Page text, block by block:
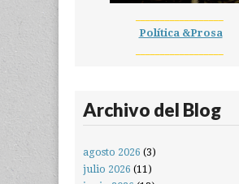
Política &Prosa
Archivo del Blog
agosto 2026 (3)
julio 2026 (11)